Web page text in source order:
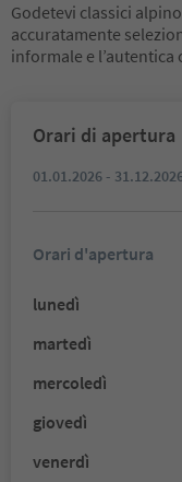
Godetevi classici
accuratamente
informale e
Orari di apertura
01.01.2026 -
Orari d'apertura
lunedì
martedì
mercoledì
giovedì
venerdì